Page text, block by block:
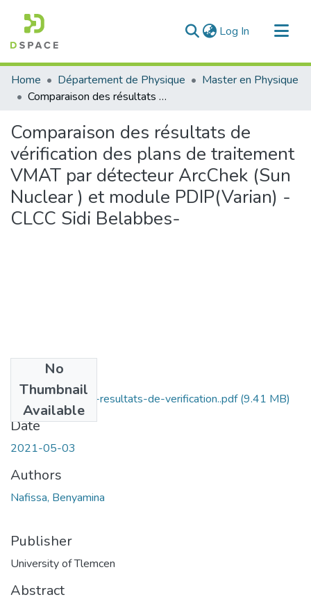
Log In (current)
Communities & Collections
All of DSpace
Home Département de Physique
Master en Physique
Comparaison des résultats de vérification des plans de traitement VMAT par détecteur ArcChek (Sun Nuclear ) et module PDIP(Varian) -CLCC Sidi Belabbes-
Comparaison des résultats de
vérification des plans de traitement
VMAT par détecteur ArcChek (Sun
Nuclear ) et module PDIP(Varian) -
CLCC Sidi Belabbes-
No
Thumbnail
Available
Comparaison-des-resultats-de-verification..pdf(9.41 MB)
Date
2021-05-03
Authors
Nafissa, Benyamina
Publisher
University of Tlemcen
Abstract